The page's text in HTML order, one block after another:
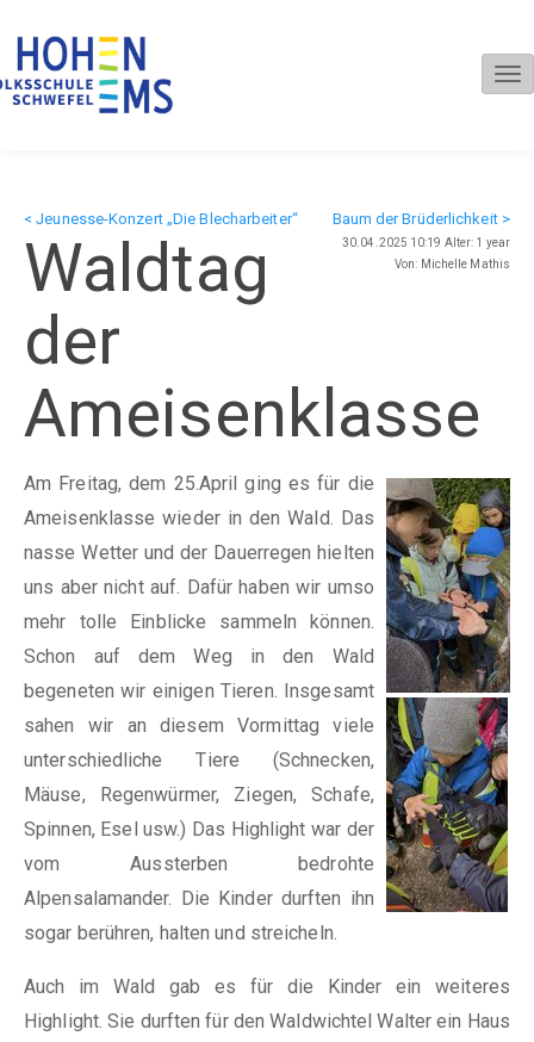
Baum der Brüderlichkeit >
< Jeunesse-Konzert „Die Blecharbeiter“
30.04.2025 10:19 Alter: 1 year
Von: Michelle Mathis
Waldtag
der
Ameisenklasse
Am Freitag, dem 25.April ging es für die
Ameisenklasse wieder in den Wald. Das
nasse Wetter und der Dauerregen hielten
uns aber nicht auf. Dafür haben wir umso
mehr tolle Einblicke sammeln können.
Schon auf dem Weg in den Wald
begeneten wir einigen Tieren. Insgesamt
sahen wir an diesem Vormittag viele
unterschiedliche Tiere (Schnecken,
Mäuse, Regenwürmer, Ziegen, Schafe,
Spinnen, Esel usw.) Das Highlight war der
vom Aussterben bedrohte
Alpensalamander. Die Kinder durften ihn
sogar berühren, halten und streicheln.
Auch im Wald gab es für die Kinder ein weiteres
Highlight. Sie durften für den Waldwichtel Walter ein Haus